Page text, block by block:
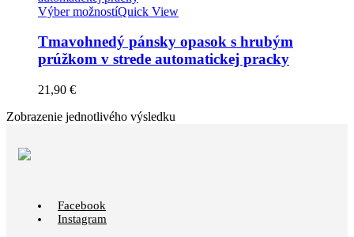
Výber možnostíQuick View
Tmavohnedý pánsky opasok s hrubým
prúžkom v strede automatickej pracky
21,90 €
Zobrazenie jednotlivého výsledku
Facebook
Instagram